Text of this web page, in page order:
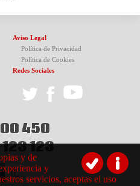
Aviso Legal
Política de Privacidad
Política de Cookies
Redes Sociales
450
123
y de
y
servicios, aceptas el uso